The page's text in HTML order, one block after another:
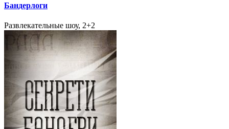
Бандерлоги
Развлекательные шоу, 2+2